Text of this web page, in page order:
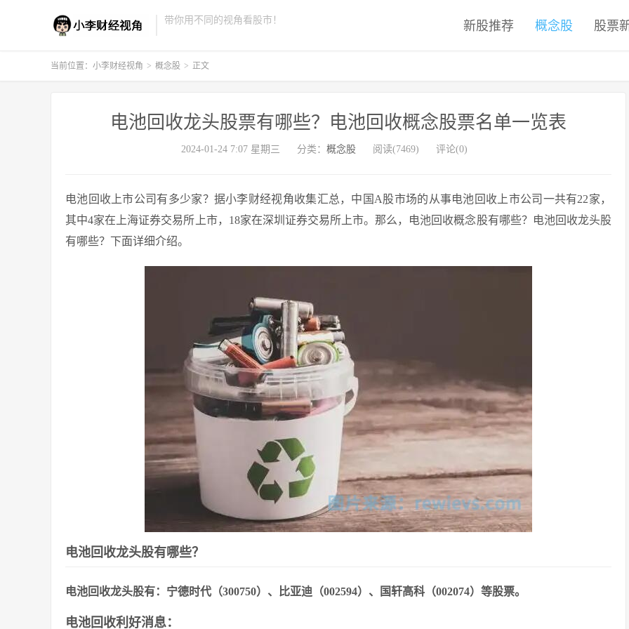
带你用不同的视角看股市！ 新股推荐 概念股 股票
当前位置： 小李财经视角 > 概念股 > 正文
电池回收龙头股票有哪些？电池回收概念股票名单一览表
2024-01-24 7:07 星期三 分类： 概念股 阅读(7469) 评论(0)
电池回收上市公司有多少家？据小李财经视角收集汇总，中国A股市场的从事电池回收上市公司一共有22家，
其中4家在上海证券交易所上市，18家在深圳证券交易所上市。那么，电池回收概念股有哪些？电池回收龙头股
有哪些？下面详细介绍。
电池回收龙头股有哪些？
电池回收龙头股有：宁德时代（300750）、比亚迪（002594）、国轩高科（002074）等股票。
电池回收利好消息：